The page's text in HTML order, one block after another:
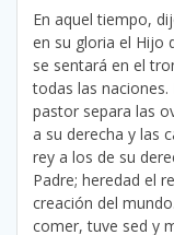
En aquel tiempo,
en su gloria el Hijo
se sentará en el
todas las
pastor separa las
a su derecha y las
rey a los de su
Padre; heredad el
creación del
comer, tuve sed y